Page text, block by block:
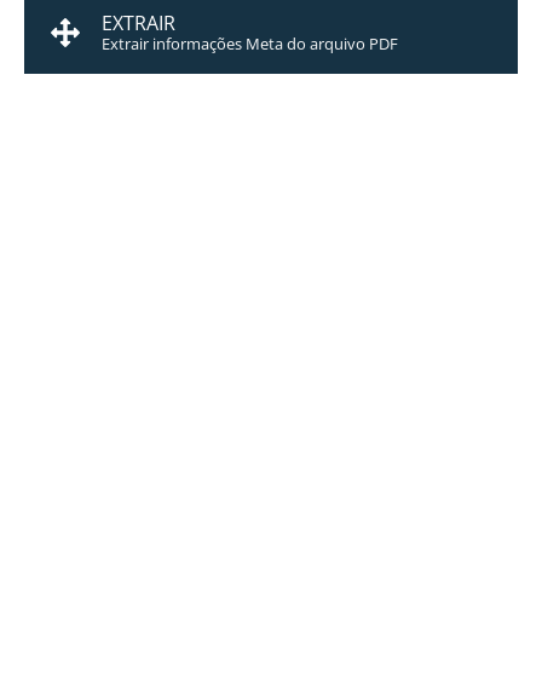
EXTRAIR
Extrair informações Meta do arquivo PDF